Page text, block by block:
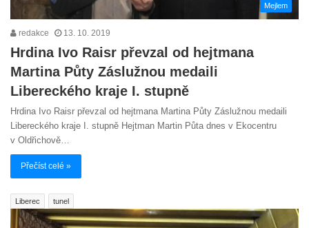
Mejlem
redakce 13. 10. 2019
Hrdina Ivo Raisr převzal od hejtmana
Martina Půty Záslužnou medaili
Libereckého kraje I. stupně
Hrdina Ivo Raisr převzal od hejtmana Martina Půty Záslužnou medaili
Libereckého kraje I. stupně Hejtman Martin Půta dnes v Ekocentru
v Oldřichově…
Přečíst celé »
Liberec tunel